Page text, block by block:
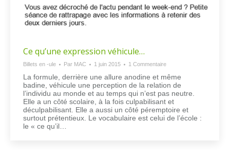
Ce qu’une expression véhicule…
Billets en -ule Par MAC 1 juin 2015 1 Commentaire
La formule, derrière une allure anodine et même
badine, véhicule une perception de la relation de
l’individu au monde et au temps qui n’est pas neutre.
Elle a un côté scolaire, à la fois culpabilisant et
déculpabilisant. Elle a aussi un côté péremptoire et
surtout prétentieux. Le vocabulaire est celui de l’école :
le « ce qu’il…